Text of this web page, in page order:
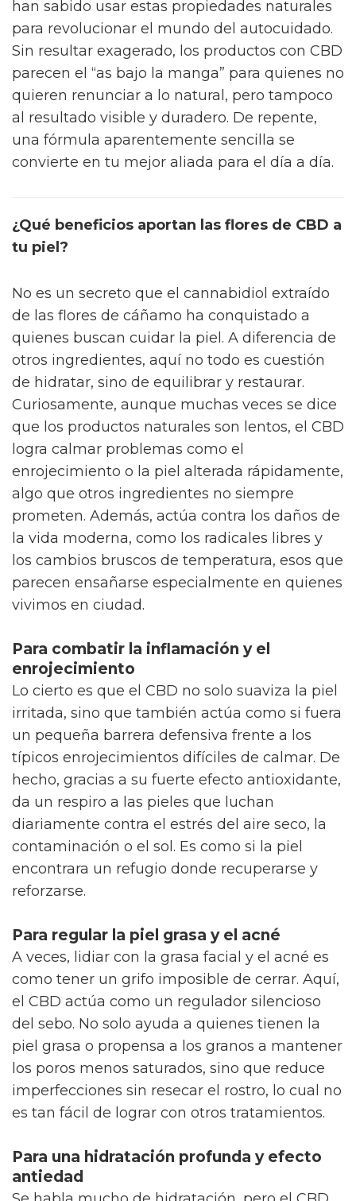
han sabido usar estas propiedades naturales
para revolucionar el mundo del autocuidado.
Sin resultar exagerado, los productos con CBD
parecen el “as bajo la manga” para quienes no
quieren renunciar a lo natural, pero tampoco
al resultado visible y duradero. De repente,
una fórmula aparentemente sencilla se
convierte en tu mejor aliada para el día a día.
¿Qué beneficios aportan las flores de CBD a
tu piel?
No es un secreto que el cannabidiol extraído
de las flores de cáñamo ha conquistado a
quienes buscan cuidar la piel. A diferencia de
otros ingredientes, aquí no todo es cuestión
de hidratar, sino de equilibrar y restaurar.
Curiosamente, aunque muchas veces se dice
que los productos naturales son lentos, el CBD
logra calmar problemas como el
enrojecimiento o la piel alterada rápidamente,
algo que otros ingredientes no siempre
prometen. Además, actúa contra los daños de
la vida moderna, como los radicales libres y
los cambios bruscos de temperatura, esos que
parecen ensañarse especialmente en quienes
vivimos en ciudad.
Para combatir la inflamación y el
enrojecimiento
Lo cierto es que el CBD no solo suaviza la piel
irritada, sino que también actúa como si fuera
un pequeña barrera defensiva frente a los
típicos enrojecimientos difíciles de calmar. De
hecho, gracias a su fuerte efecto antioxidante,
da un respiro a las pieles que luchan
diariamente contra el estrés del aire seco, la
contaminación o el sol. Es como si la piel
encontrara un refugio donde recuperarse y
reforzarse.
Para regular la piel grasa y el acné
A veces, lidiar con la grasa facial y el acné es
como tener un grifo imposible de cerrar. Aquí,
el CBD actúa como un regulador silencioso
del sebo. No solo ayuda a quienes tienen la
piel grasa o propensa a los granos a mantener
los poros menos saturados, sino que reduce
imperfecciones sin resecar el rostro, lo cual no
es tan fácil de lograr con otros tratamientos.
Para una hidratación profunda y efecto
antiedad